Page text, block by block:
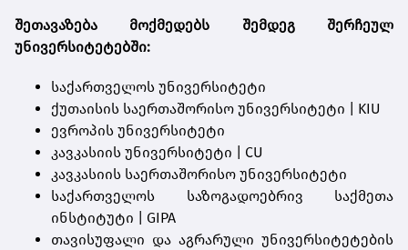
შეთავაზება მოქმედებს შემდეგ შერჩეულ
უნივერსიტეტებში:
საქართველოს უნივერსიტეტი
ქუთაისის საერთაშორისო უნივერსიტეტი | KIU
ევროპის უნივერსიტეტი
კავკასიის უნივერსიტეტი | CU
კავკასიის საერთაშორისო უნივერსიტეტი
საქართველოს საზოგადოებრივ საქმეთა
ინსტიტუტი | GIPA
თავისუფალი და აგრარული უნივერსიტეტების